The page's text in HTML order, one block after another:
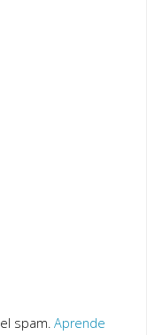
spam. Aprende